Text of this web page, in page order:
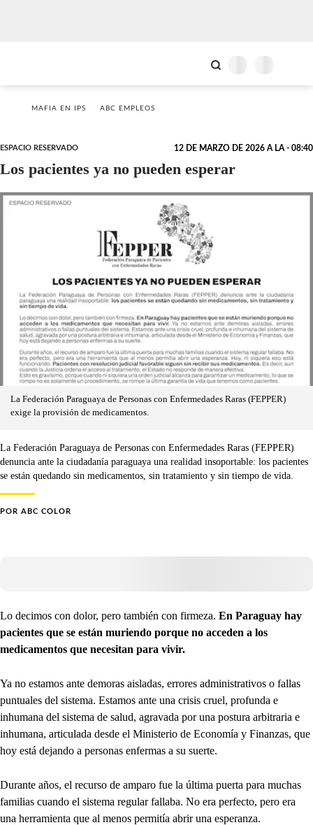
MAFIA EN IPS ABC EMPLEOS
ESPACIO RESERVADO 12 DE MARZO DE 2026 A LA - 08:40
Los pacientes ya no pueden esperar
La Federación Paraguaya de Personas con Enfermedades Raras (FEPPER)
exige la provisión de medicamentos.
La Federación Paraguaya de Personas con Enfermedades Raras (FEPPER)
denuncia ante la ciudadanía paraguaya una realidad insoportable: los pacientes
se están quedando sin medicamentos, sin tratamiento y sin tiempo de vida.
POR ABC COLOR
Lo decimos con dolor, pero también con firmeza. En Paraguay hay
pacientes que se están muriendo porque no acceden a los
medicamentos que necesitan para vivir.
Ya no estamos ante demoras aisladas, errores administrativos o fallas
puntuales del sistema. Estamos ante una crisis cruel, profunda e
inhumana del sistema de salud, agravada por una postura arbitraria e
inhumana, articulada desde el Ministerio de Economía y Finanzas, que
hoy está dejando a personas enfermas a su suerte.
Durante años, el recurso de amparo fue la última puerta para muchas
familias cuando el sistema regular fallaba. No era perfecto, pero era
una herramienta que al menos permitía abrir una esperanza.